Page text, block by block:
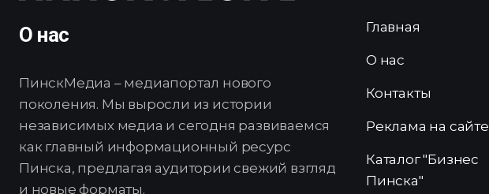
О нас
ПинскМедиа – медиапортал нового
поколения. Мы выросли из истории
независимых медиа и сегодня развиваемся
как главный информационный ресурс
Пинска, предлагая аудитории свежий взгляд
и новые форматы.
Главная
О нас
Контакты
Реклама на сайте
Каталог "Бизнес
Пинска"